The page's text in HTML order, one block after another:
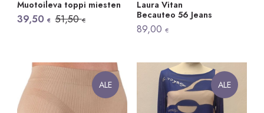
Muotoileva toppi miesten
51,50€
Alkuperäinen
hinta
39,50€
Nykyinen
hinta
Laura Vitan
Becauteo 56 Jeans
89,00 €
ALE ALE